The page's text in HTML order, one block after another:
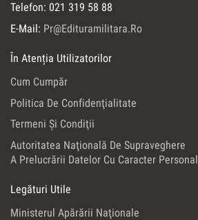
Telefon: 021 319 58 88
E-Mail: Pr@edituramilitara.ro
În Atenția Utilizatorilor
Cum Cumpăr
Politica De Confidenţialitate
Termeni Şi Condiţii
Autoritatea Naţională De Supraveghere
A Prelucrării Datelor Cu Caracter Personal
Legături Utile
Ministerul Apărării Naţionale